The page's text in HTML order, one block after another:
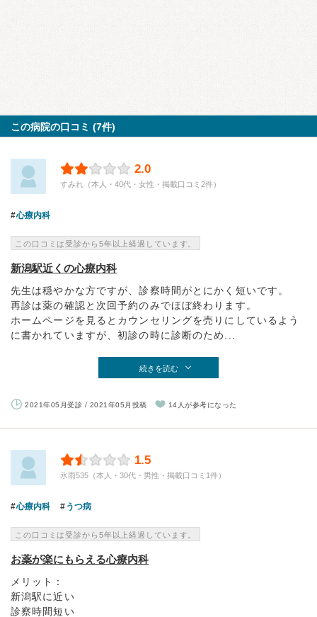
この病院の口コミ (7件)
2.0
すみれ（本人・40代・女性・掲載口コミ2件）
心療内科
この口コミは受診から5年以上経過しています。
新潟駅近くの心療内科
先生は穏やかな方ですが、診察時間がとにかく短いです。
再診は薬の確認と次回予約のみでほぼ終わります。
ホームページを見るとカウンセリングを売りにしているよう
に書かれていますが、初診の時に診断のため...
続きを読む
2021年05月受診 / 2021年05月投稿 14人が参考になった
1.5
氷雨535（本人・30代・男性・掲載口コミ1件）
心療内科 うつ病
この口コミは受診から5年以上経過しています。
お薬が楽にもらえる心療内科
メリット：
新潟駅に近い
診察時間短い